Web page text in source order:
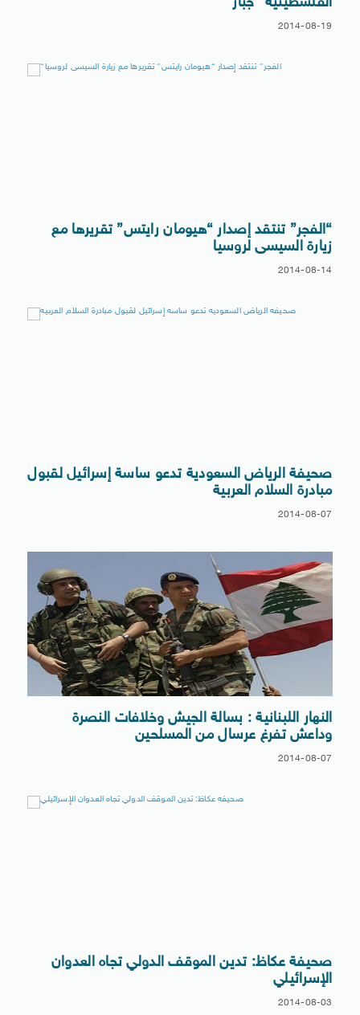
2014-08-19
“الفجر” تنتقد إصدار “هيومان رايتس” تقريرها مع
زيارة السيسى لروسيا
2014-08-14
صحيفة الرياض السعودية تدعو ساسة إسرائيل لقبول
مبادرة السلام العربية
2014-08-07
النهار اللبنانية : بسالة الجيش وخلافات النصرة
وداعش تفرغ عرسال من المسلحين
2014-08-07
صحيفة عكاظ: تدين الموقف الدولي تجاه العدوان
الإسرائيلي
2014-08-03